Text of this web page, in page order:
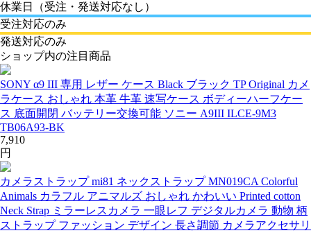
休業日（受注・発送対応なし）
受注対応のみ
発送対応のみ
ショップ内の注目商品
SONY α9 III 専用 レザー ケース Black ブラック TP Original カメ
ラケース おしゃれ 本革 牛革 速写ケース ボディーハーフケー
ス 底面開閉 バッテリー交換可能 ソニー A9III ILCE-9M3
TB06A93-BK
7,910
円
カメラストラップ mi81 ネックストラップ MN019CA Colorful
Animals カラフル アニマルズ おしゃれ かわいい Printed cotton
Neck Strap ミラーレスカメラ 一眼レフ デジタルカメラ 動物 柄
ストラップ ファッション デザイン 長さ調節 カメラアクセサリ